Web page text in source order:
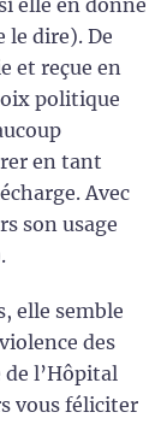
le dire). De
et reçue en
politique
en tant
Avec
son usage
elle semble
des
l’Hôpital
vous féliciter